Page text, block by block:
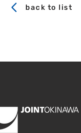
back to list